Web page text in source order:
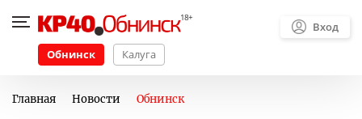
Обнинск Калуга
Вход
Главная Новости Обнинск